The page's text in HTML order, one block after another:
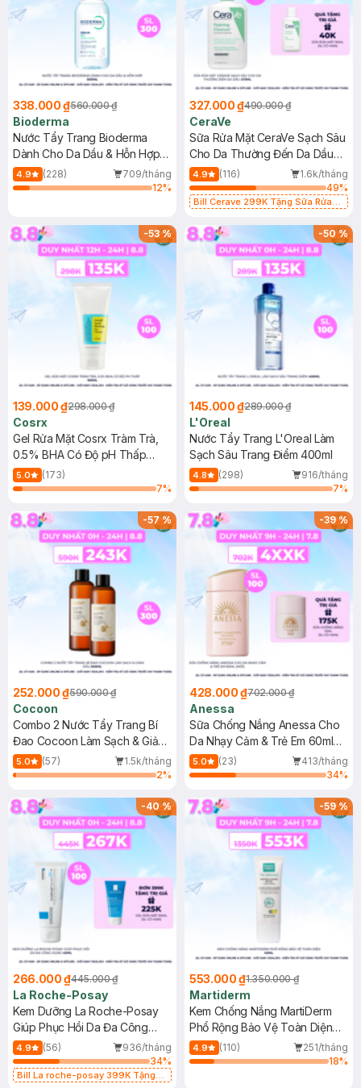
338.000 ₫560.000 ₫
Bioderma
Nước Tẩy Trang Bioderma
Dành Cho Da Dầu & Hỗn Hợp
500ml
4.9 (228)
709/tháng
12%
327.000 ₫490.000 ₫
CeraVe
Sữa Rửa Mặt CeraVe Sạch Sâu
Cho Da Thường Đến Da Dầu
473ml
4.9 (116)
1.6k/tháng
49%
Bill Cerave 299K Tặng Sữa Rửa
-53%
139.000 ₫298.000 ₫
Cosrx
Gel Rửa Mặt Cosrx Tràm Trà,
0.5% BHA Có Độ pH Thấp
150ml
5.0
(173)
7%
-50%
145.000 ₫289.000 ₫
L'Oreal
Nước Tẩy Trang L'Oreal Làm
Sạch Sâu Trang Điểm 400ml
4.8 (298)
916/tháng
7%
-57%
252.000 ₫590.000 ₫
Cocoon
Combo 2 Nước Tẩy Trang Bí
Đao Cocoon Làm Sạch & Giảm
Dầu 500ml
5.0 (57)
1.5k/tháng
2%
-39%
428.000 ₫702.000 ₫
Anessa
Sữa Chống Nắng Anessa Cho
Da Nhạy Cảm & Trẻ Em 60ml
(Mới)
5.0 (23)
413/tháng
34%
-40%
266.000 ₫445.000 ₫
La Roche-Posay
Kem Dưỡng La Roche-Posay
Giúp Phục Hồi Da Đa Công
Dụng 40ml
4.9 (56)
936/tháng
34%
Bill La roche-posay 399K Tặng
-59%
553.000 ₫1.350.000 ₫
Martiderm
Kem Chống Nắng MartiDerm
Phổ Rộng Bảo Vệ Toàn Diện
40ml
4.9 (110)
251/tháng
18%